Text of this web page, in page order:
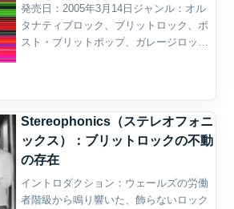
発売日：2005年3月14日ジャンル：オル
タナティブロック、ブリットロック、ポ
スト・ブリットポップ、ガレージロッ
Stereophonics（ステレオフォニ
ックス）：ブリットロックの不動
の存在
イントロダクション：ウェールズの労働
者階級から鳴り響いた、飾らないロック